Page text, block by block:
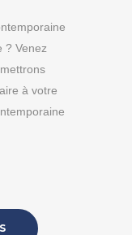
? Venez
à votre